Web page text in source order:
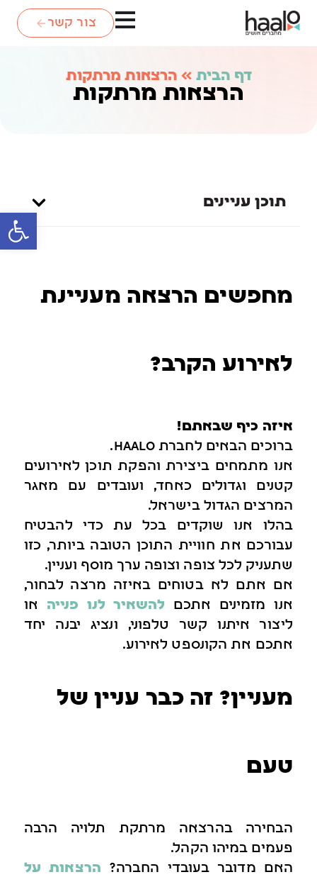
פתח
צור קשר
דף הבית » הרצאות מרתקות
הרצאות מרתקות
תוכן עניינים
מחפשים הרצאה מעניינת
לאירוע הקרב?
איזה כיף שבאתם!
ברוכים הבאים לחברת haalo.
אנו מתמחים ביצירת והפקת תוכן לאירועים
קטנים וגדולים כאחד, ועובדים עם מאגר
המרצים הגדול בישראל.
בהלו אנו שוקדים בכל עת כדי להבטיח
עבורכם את חוויית התוכן הטובה ביותר, כזו
שתעניק לכל צופה וצופה ערך מוסף ועניין.
אם אתם לא בטוחים באיזה מרצה לבחור,
אנו מזמינים אתכם להשאיר לנו פנייה או
ליצור איתנו קשר טלפוני, ונציג יבנה יחד
אתכם את הקונספט לאירוע.
מעניין? זה כבר עניין של
טעם
הבחירה בהרצאה מרתקת תלויה הרבה
פעמים במיהו הקהל.
האם מדובר בעובדי החברה? הרצאות על